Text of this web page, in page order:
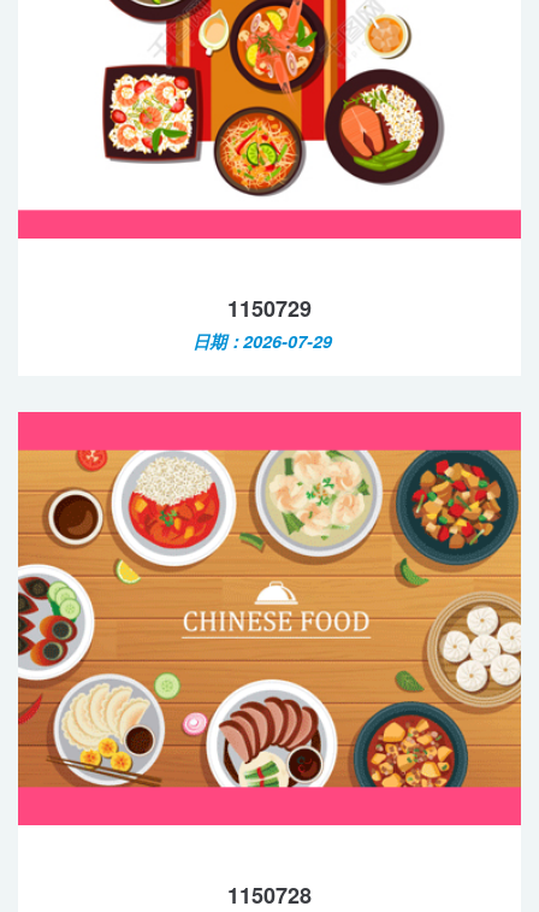
1150729
日期：2026-07-29
1150728